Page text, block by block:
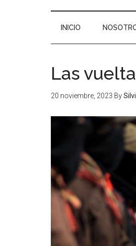
INICIO
Las
20 noviembre, 2023 By